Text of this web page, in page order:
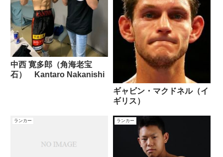
中西 寛多郎（角海老宝
石） Kantaro Nakanishi
ギャビン・マクドネル（イ
ギリス）
ランカー ランカー